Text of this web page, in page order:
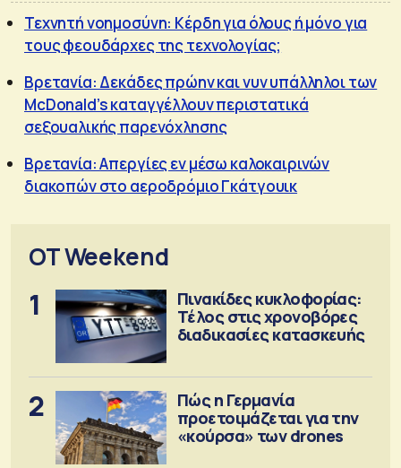
Τεχνητή νοημοσύνη: Κέρδη για όλους ή μόνο για
τους φεουδάρχες της τεχνολογίας;
Βρετανία: Δεκάδες πρώην και νυν υπάλληλοι των
McDonald’s καταγγέλλουν περιστατικά
σεξουαλικής παρενόχλησης
Βρετανία: Απεργίες εν μέσω καλοκαιρινών
διακοπών στο αεροδρόμιο Γκάτγουικ
OT Weekend
1
Πινακίδες κυκλοφορίας:
Τέλος στις χρονοβόρες
διαδικασίες κατασκευής
2
Πώς η Γερμανία
προετοιμάζεται για την
«κούρσα» των drones